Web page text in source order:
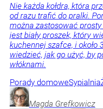
Nie każda kołdra, która
od razu trafić do pralki.
można zastosować
jest biały proszek, który
kuchennej szafce, i około
wiedzieć, jak go użyć, by
włóknami.
Porady domoweSypialnia
Magda Grefkowicz